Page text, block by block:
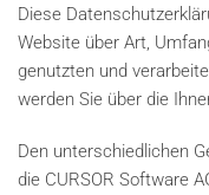
Diese
Website über Art,
genutzten und
werden Sie über die
Den unterschiedlichen
die CURSOR Software